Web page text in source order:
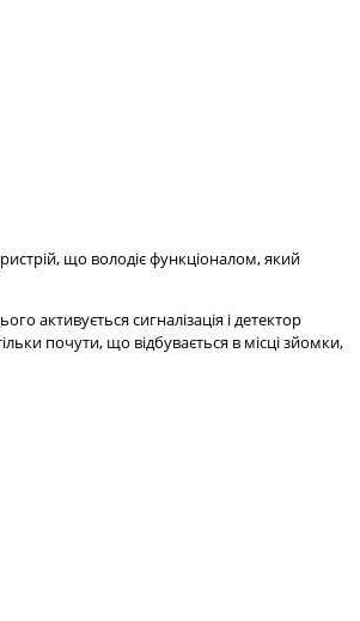
що володіє функціоналом, який
активується сигналізація і детектор
почути, що відбувається в місці зйомки,